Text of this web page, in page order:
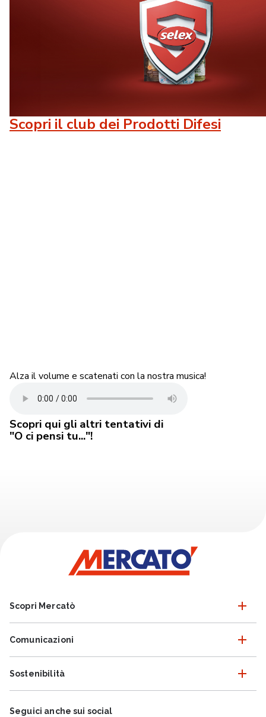
Scopri il club dei Prodotti Difesi
Alza il volume e scatenati con la nostra musica!
Scopri qui gli altri tentativi di
"O ci pensi tu..."!
Scopri Mercatò
Comunicazioni
Sostenibilità
Seguici anche sui social